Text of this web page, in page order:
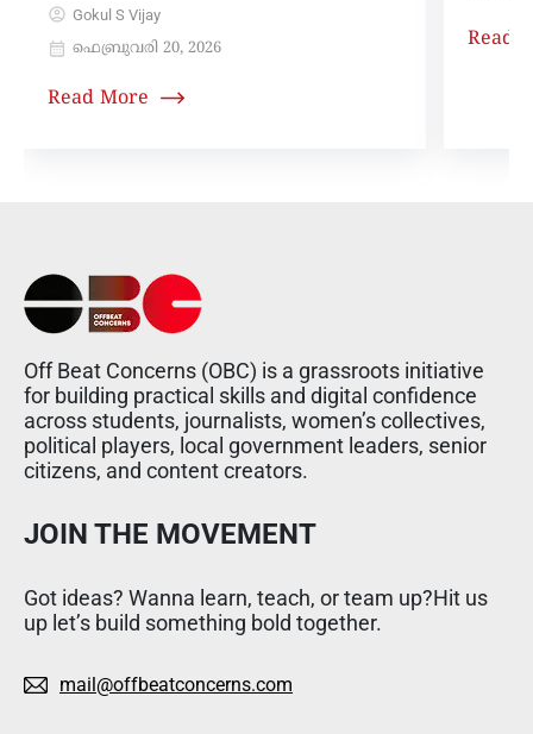
Gokul S Vijay
ഫെബ്രുവരി 20, 2026
Read More
Read
Off Beat Concerns (OBC) is a grassroots initiative
for building practical skills and digital confidence
across students, journalists, women’s collectives,
political players, local government leaders, senior
citizens, and content creators.
JOIN THE MOVEMENT
Got ideas? Wanna learn, teach, or team up?Hit us
up let’s build something bold together.
mail@offbeatconcerns.com